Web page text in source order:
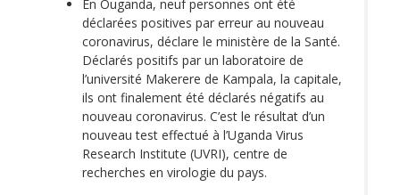
En Ouganda, neuf personnes ont été
déclarées positives par erreur au nouveau
coronavirus, déclare le ministère de la Santé.
Déclarés positifs par un laboratoire de
l’université Makerere de Kampala, la capitale,
ils ont finalement été déclarés négatifs au
nouveau coronavirus. C’est le résultat d’un
nouveau test effectué à l’Uganda Virus
Research Institute (UVRI), centre de
recherches en virologie du pays.